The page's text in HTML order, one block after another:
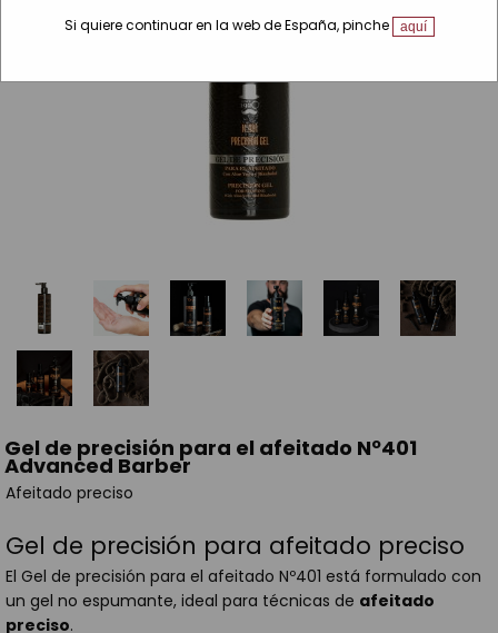
Si quiere continuar en la web de España, pinche aquí
Gel de precisión para el afeitado Nº401
Advanced Barber
Afeitado preciso
Gel de precisión para afeitado preciso
El Gel de precisión para el afeitado Nº401 está formulado con
un gel no espumante, ideal para técnicas de afeitado
preciso.